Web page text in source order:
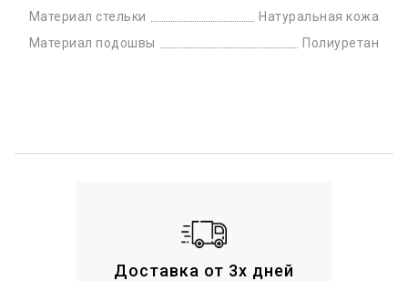
Материал стельки
Натуральная кожа
Материал подошвы
Полиуретан
Доставка от 3х дней